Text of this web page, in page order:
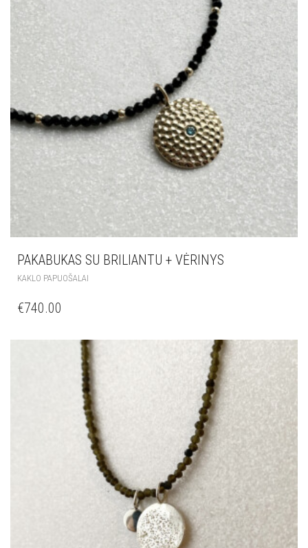
PAKABUKAS SU BRILIANTU + VĖRINYS
KAKLO PAPUOŠALAI
€740.00